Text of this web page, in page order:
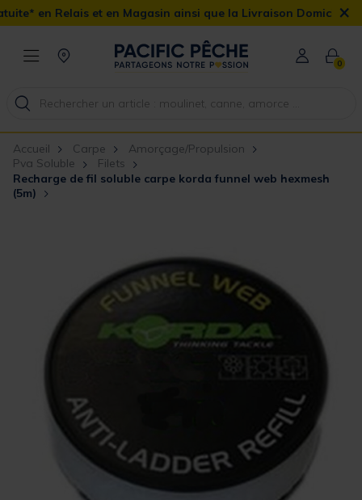
en Magasin ainsi que la Livraison Domicile offerte dès 90€ ×
0
Accueil Carpe
Amorçage/Propulsion
Pva Soluble
Filets
Recharge de fil soluble carpe korda funnel web hexmesh
(5m)